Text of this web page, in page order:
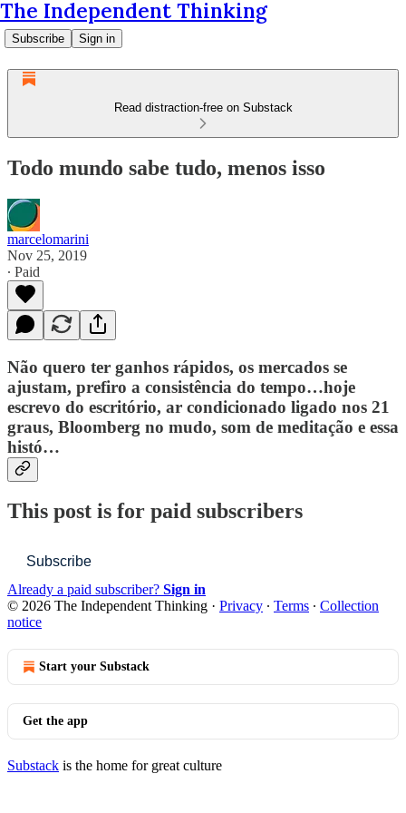
The Independent Thinking
Subscribe Sign in
Read distraction-free on Substack
Todo mundo sabe tudo, menos isso
marcelomarini
Nov 25, 2019
∙ Paid
Não quero ter ganhos rápidos, os mercados se
ajustam, prefiro a consistência do tempo…hoje
escrevo do escritório, ar condicionado ligado nos 21
graus, Bloomberg no mudo, som de meditação e essa
histó…
This post is for paid subscribers
Subscribe
Already a paid subscriber? Sign in
© 2026 The Independent Thinking · Privacy ∙ Terms ∙ Collection
notice
Start your Substack
Get the app
Substack is the home for great culture